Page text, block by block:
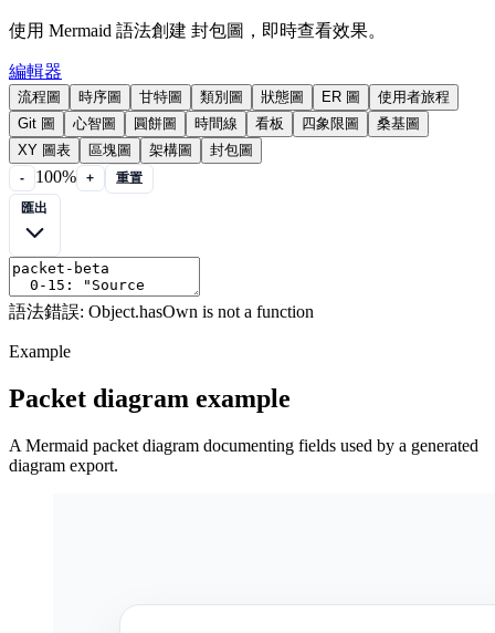
使用 Mermaid 語法創建 封包圖，即時查看效果。
編輯器
流程圖 時序圖 甘特圖 類別圖 狀態圖 ER 圖
使用者旅程
Git 圖
心智圖 圓餅圖 時間線 看板 四象限圖
桑基圖
XY 圖表
區塊圖 架構圖 封包圖
- 100% +
重置
語法錯誤: Object.hasOwn is not a function
Example
Packet diagram example
A Mermaid packet diagram documenting fields used by a generated
diagram export.